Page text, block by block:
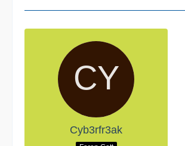
Cyb3rfr3ak